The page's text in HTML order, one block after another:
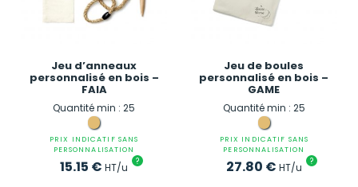
Jeu d’anneaux
personnalisé en bois –
FAIA
Quantité min : 25
PRIX INDICATIF SANS
PERSONNALISATION
15.15 € HT/u ?
Jeu de boules
personnalisé en bois –
GAME
Quantité min : 25
PRIX INDICATIF SANS
PERSONNALISATION
27.80 € HT/u ?